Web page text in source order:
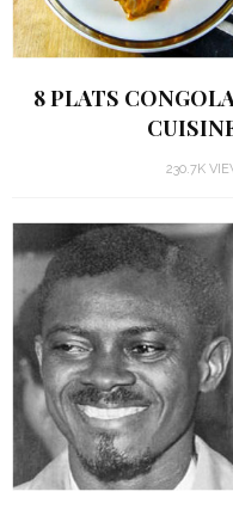
8 PLATS
230.7K